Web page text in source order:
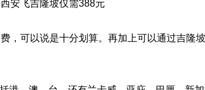
可以说是十分划算。再加上可以通过吉隆